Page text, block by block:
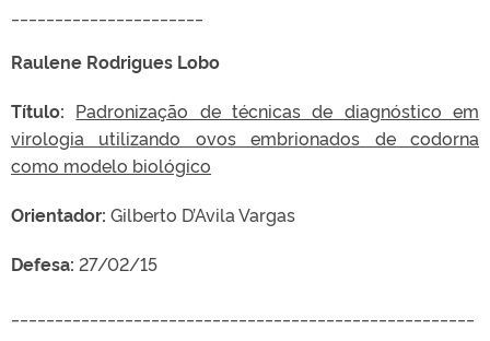
Raulene Rodrigues Lobo
Título: Padronização de técnicas de diagnóstico em
virologia utilizando ovos embrionados de codorna
como modelo biológico
Orientador: Gilberto D’Avila Vargas
Defesa: 27/02/15